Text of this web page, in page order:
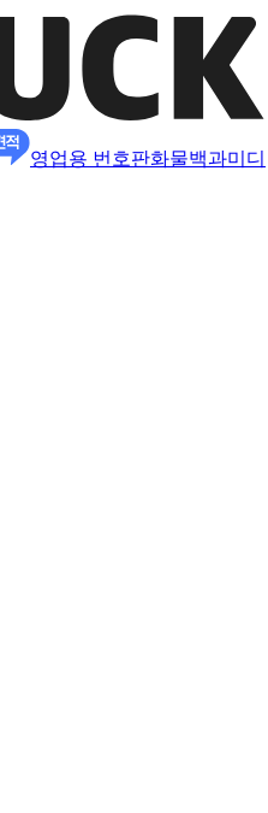
영업용 번호판화물백과미디